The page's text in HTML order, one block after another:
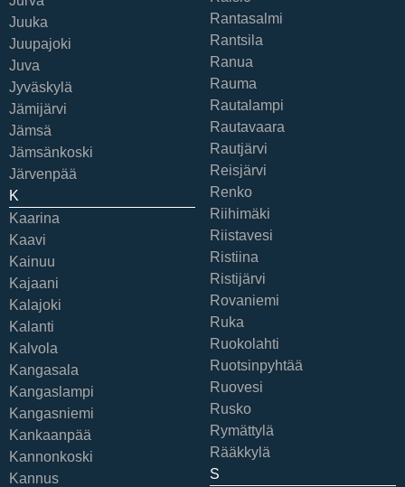
Juuka
Juupajoki
Juva
Jyväskylä
Jämijärvi
Jämsä
Jämsänkoski
Järvenpää
K
Kaarina
Kaavi
Kainuu
Kajaani
Kalajoki
Kalanti
Kalvola
Kangasala
Kangaslampi
Kangasniemi
Kankaanpää
Kannonkoski
Kannus
Rantasalmi
Rantsila
Ranua
Rauma
Rautalampi
Rautavaara
Rautjärvi
Reisjärvi
Renko
Riihimäki
Riistavesi
Ristiina
Ristijärvi
Rovaniemi
Ruka
Ruokolahti
Ruotsinpyhtää
Ruovesi
Rusko
Rymättylä
Rääkkylä
S